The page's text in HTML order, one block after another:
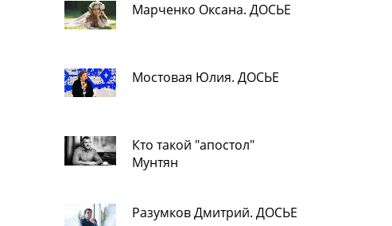
Марченко Оксана. ДОСЬЕ
Мостовая Юлия. ДОСЬЕ
Кто такой "апостол"
Мунтян
Разумков Дмитрий. ДОСЬЕ